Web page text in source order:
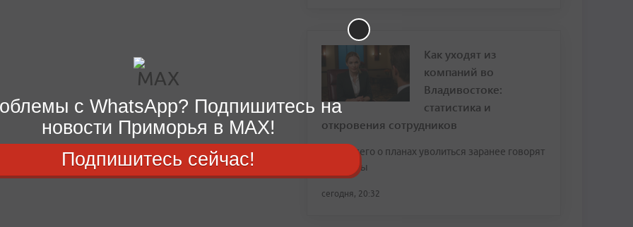
Как уходят из
компаний во
Владивостоке:
статистика и
откровения сотрудников
Чаще всего о планах уволиться заранее говорят
женщины
сегодня, 20:32
с WhatsApp? Подпишитесь на
новости Приморья в MAX!
Подпишитесь сейчас!